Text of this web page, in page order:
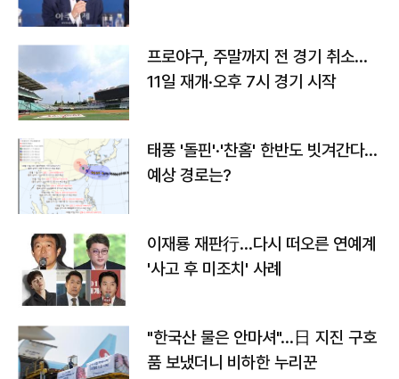
프로야구, 주말까지 전 경기 취소…
11일 재개·오후 7시 경기 시작
태풍 '돌핀'·'찬홈' 한반도 빗겨간다…
예상 경로는?
이재룡 재판行…다시 떠오른 연예계
'사고 후 미조치' 사례
"한국산 물은 안마셔"…日 지진 구호
품 보냈더니 비하한 누리꾼